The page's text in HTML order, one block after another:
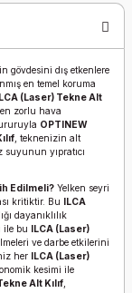
gövdesini dış etkenlere
en temel koruma
(Laser) Tekne Alt
zorlu hava
OPTINEW
, teknenizin alt
yıpratıcı
Edilmeli? Yelken seyri
kritiktir. Bu ILCA
dayanıklılık
ile bu ILCA (Laser)
ve darbe etkilerini
her ILCA (Laser)
kesimi ile
Alt Kılıf